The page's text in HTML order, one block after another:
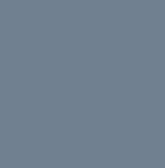
আহ্বান সিমিন